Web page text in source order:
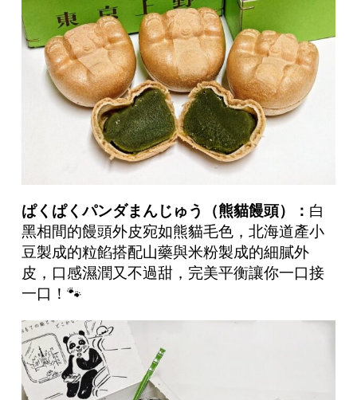
ぱくぱくパンダまんじゅう（熊貓饅頭）： 白
黑相間的饅頭外皮宛如熊貓毛色，北海道產小
豆製成的粒餡搭配山藥與米粉製成的細膩外
皮，口感濕潤又不過甜，完美平衡讓你一口接
一口！🐾